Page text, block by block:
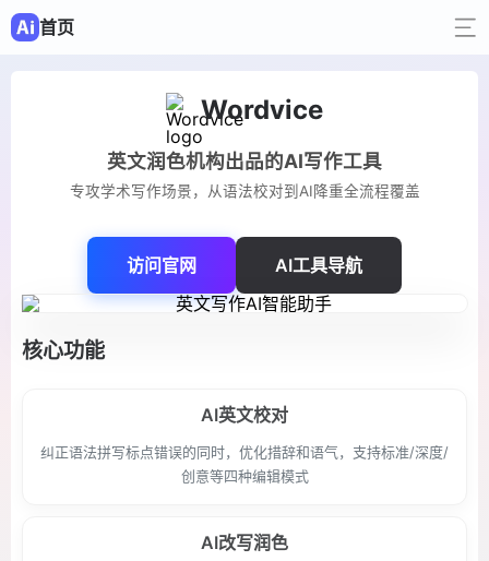
首页
Wordvice
英文润色机构出品的AI写作工具
专攻学术写作场景，从语法校对到AI降重全流程覆盖
访问官网 AI工具导航
核心功能
AI英文校对
纠正语法拼写标点错误的同时，优化措辞和语气，支持标准/深度/
创意等四种编辑模式
AI改写润色